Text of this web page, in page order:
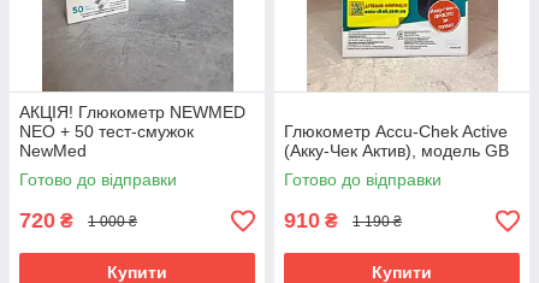
АКЦІЯ! Глюкометр NEWMED
NEO + 50 тест-смужок
NewMed
Готово до відправки
720 ₴ 1 000 ₴
Купити
Глюкометр Accu-Chek Active
(Акку-Чек Актив), модель GB
Готово до відправки
910 ₴ 1 190 ₴
Купити